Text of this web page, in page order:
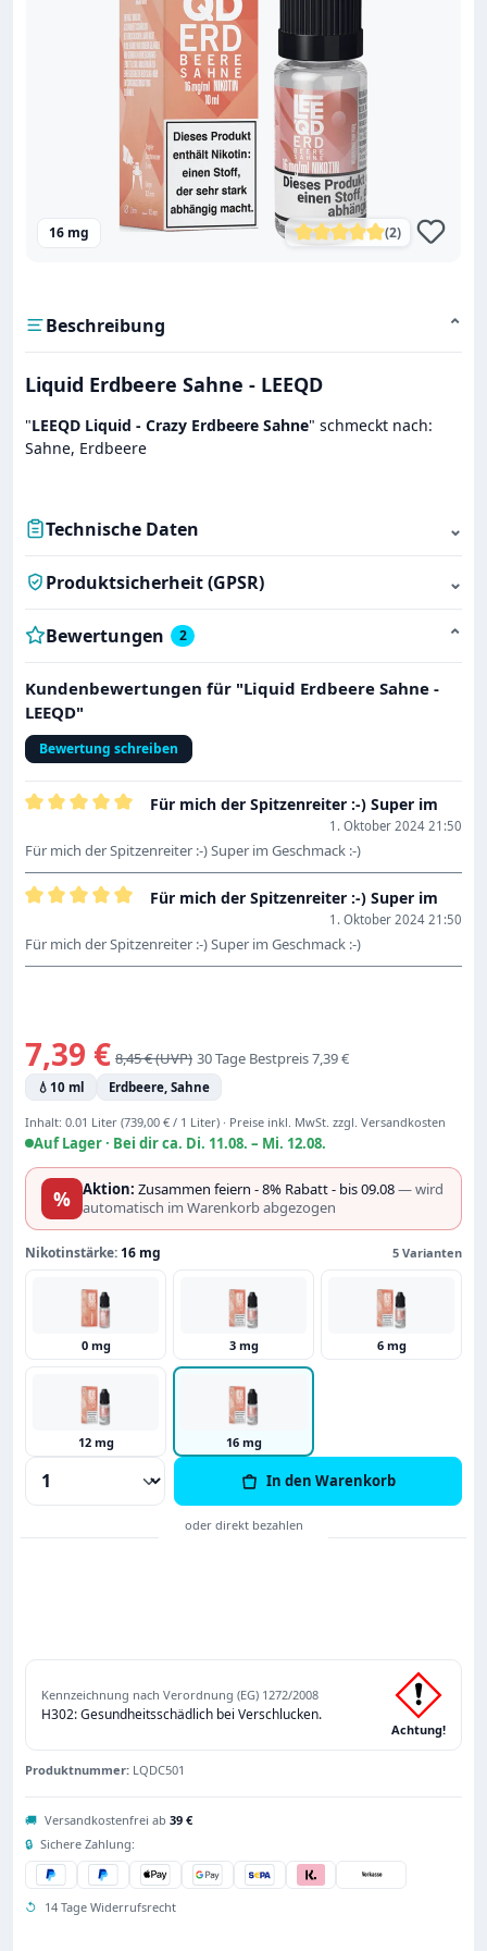
Durchschnittliche
(2)
16 mg
Beschreibung ⌄
Liquid Erdbeere Sahne - LEEQD
"LEEQD Liquid - Crazy Erdbeere Sahne" schmeckt nach:
Sahne, Erdbeere
Technische Daten ⌄
Produktsicherheit (GPSR) ⌄
Bewertungen 2 ⌄
Kundenbewertungen für "Liquid Erdbeere Sahne -
LEEQD"
Bewertung schreiben
1. Oktober 2024 21:50
Für mich der Spitzenreiter :-) Super im
Für mich der Spitzenreiter :-) Super im Geschmack :-)
1. Oktober 2024 21:50
Für mich der Spitzenreiter :-) Super im
Für mich der Spitzenreiter :-) Super im Geschmack :-)
Verkaufspreis:
7,39 € Regulärer Preis:
8,45 € 30 Tage Bestpreis 7,39 €
💧 10 ml Erdbeere, Sahne
Inhalt: 0.01 Liter (739,00 € / 1 Liter) · Preise inkl. MwSt. zzgl. Versandkosten
Auf Lager · Bei dir ca. Di. 11.08. – Mi. 12.08.
% Aktion: Zusammen feiern - 8% Rabatt - bis 09.08— wird
automatisch im Warenkorb abgezogen
Nikotinstärke: 16 mg 5 Varianten
0 mg 3 mg 6 mg
12 mg 16 mg
Produkt Anzahl: Gib den gewünschten
In den Warenkorb
Kennzeichnung nach Verordnung (EG) 1272/2008
H302: Gesundheitsschädlich bei Verschlucken.
Achtung!
Produktnummer: LQDC501
🚚 Versandkostenfrei ab 39 €
🔒 Sichere Zahlung:
↺ 14 Tage Widerrufsrecht